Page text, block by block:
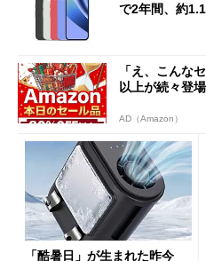
で2年間、約
「え、こんな
以上が続々登
AD（Amazon）
「酷暑日」が生まれた昨今